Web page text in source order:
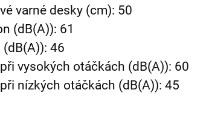
varné desky (cm): 50
(dB(A)): 61
46
vysokých otáčkách (dB(A)): 60
nízkých otáčkách (dB(A)): 45